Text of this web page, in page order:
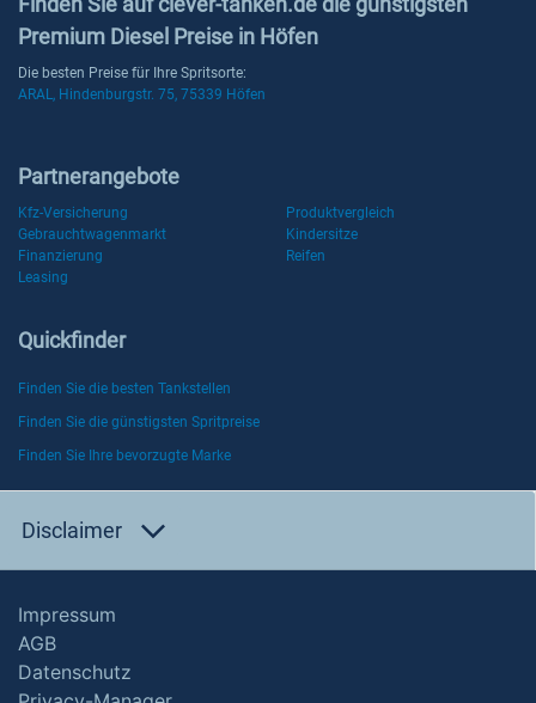
Premium Diesel Preise in Höfen
Die besten Preise für Ihre Spritsorte:
ARAL, Hindenburgstr. 75, 75339 Höfen
Partnerangebote
Kfz-Versicherung
Produktvergleich
Gebrauchtwagenmarkt
Kindersitze
Finanzierung
Reifen
Leasing
Quickfinder
Finden Sie die besten Tankstellen
Finden Sie die günstigsten Spritpreise
Finden Sie Ihre bevorzugte Marke
Disclaimer
Impressum
AGB
Datenschutz